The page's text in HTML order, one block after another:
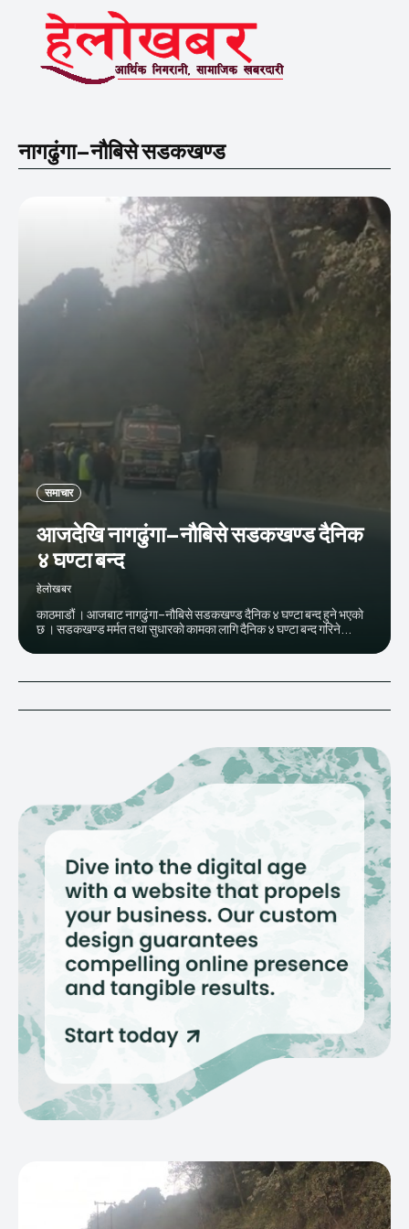
नागढुंगा–नौबिसे सडकखण्ड
समाचार
आजदेखि नागढुंगा–नौबिसे सडकखण्ड दैनिक
४ घण्टा बन्द
हेलाेखबर
काठमाडौं । आजबाट नागढुंगा–नौबिसे सडकखण्ड दैनिक ४ घण्टा बन्द हुने भएकाे
छ । सडकखण्ड मर्मत तथा सुधारकाे कामका लागि दैनिक ४ घण्टा बन्द गरिने...